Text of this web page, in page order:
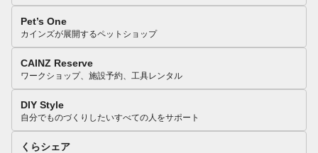
Pet’s One
カインズが展開するペットショップ
CAINZ Reserve
ワークショップ、施設予約、工具レンタル
DIY Style
自分でものづくりしたいすべての人をサポート
くらシェア